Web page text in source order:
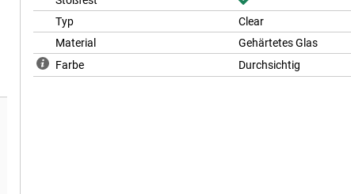
Typ
Clear
Material
Gehärtetes Glas
Farbe
Durchsichtig